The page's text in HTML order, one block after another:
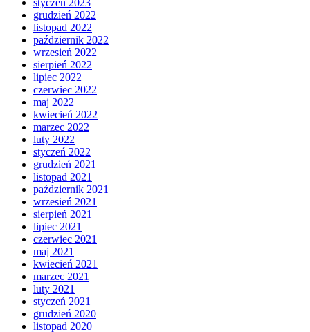
grudzień 2022
listopad 2022
październik 2022
wrzesień 2022
sierpień 2022
lipiec 2022
czerwiec 2022
maj 2022
kwiecień 2022
marzec 2022
luty 2022
styczeń 2022
grudzień 2021
listopad 2021
październik 2021
wrzesień 2021
sierpień 2021
lipiec 2021
czerwiec 2021
maj 2021
kwiecień 2021
marzec 2021
luty 2021
styczeń 2021
grudzień 2020
listopad 2020